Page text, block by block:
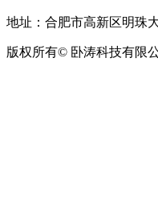
地址：合肥市高新区明珠
版权所有© 卧涛科技有限